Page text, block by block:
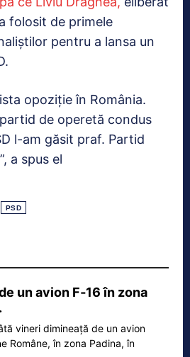
folosit de primele
pentru a lansa un
opoziție în România.
de operetă condus
l-am găsit praf. Partid
a spus el
PSD
un avion F‑16 în zona
vineri dimineață de un avion
Române, în zona Padina, în